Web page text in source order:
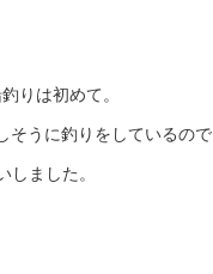
りは初めて。
そうに釣りをしているので
しました。